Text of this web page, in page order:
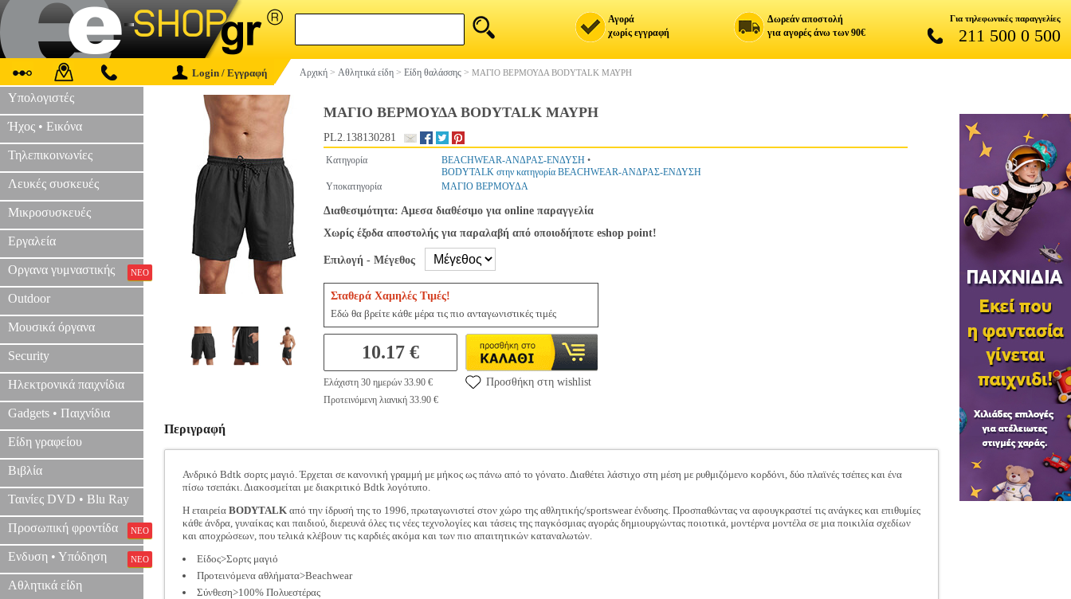
Αγορά
χωρίς εγγραφή
Δωρεάν αποστολή
για αγορές άνω των 90€
Για τηλεφωνικές παραγγελίες
211 500 0 500
Login / Εγγραφή Αρχική > Αθλητικά είδη > Είδη θαλάσσης > ΜΑΓΙΟ ΒΕΡΜΟΥΔΑ BODYTALK ΜΑΥΡΗ
Υπολογιστές
Ήχος • Εικόνα
Τηλεπικοινωνίες
Λευκές συσκευές
Μικροσυσκευές
Εργαλεία
Οργανα γυμναστικής ΝΕΟ
Outdoor
Μουσικά όργανα
Security
Ηλεκτρονικά παιχνίδια
Gadgets • Παιχνίδια
Είδη γραφείου
Βιβλία
Ταινίες DVD • Blu Ray
Προσωπική φροντίδα ΝΕΟ
Ενδυση • Υπόδηση ΝΕΟ
Αθλητικά είδη
ΜΑΓΙΟ ΒΕΡΜΟΥΔΑ BODYTALK ΜΑΥΡΗ
PL2.138130281
Κατηγορία BEACHWEAR-ΑΝΔΡΑΣ-ΕΝΔΥΣΗ •
BODYTALK στην κατηγορία BEACHWEAR-ΑΝΔΡΑΣ-ΕΝΔΥΣΗ
Υποκατηγορία
ΜΑΓΙΟ ΒΕΡΜΟΥΔΑ
Διαθεσιμότητα: Αμεσα διαθέσιμο για online παραγγελία
Χωρίς έξοδα αποστολής για παραλαβή από οποιοδήποτε eshop point!
Επιλογή - Μέγεθος
Σταθερά Χαμηλές Τιμές!
Εδώ θα βρείτε κάθε μέρα τις πιο ανταγωνιστικές τιμές
10.17 €
Ελάχιστη 30 ημερών 33.90 €
Προτεινόμενη λιανική 33.90 €
Προσθήκη στη wishlist
Περιγραφή
Ανδρικό Bdtk σορτς μαγιό. Έρχεται σε κανονική γραμμή με μήκος ως πάνω από το γόνατο. Διαθέτει λάστιχο στη μέση με ρυθμιζόμενο κορδόνι, δύο πλαϊνές τσέπες και ένα
πίσω τσεπάκι. Διακοσμείται με διακριτικό Bdtk λογότυπο.
Η εταιρεία BODYTALK από την ίδρυσή της το 1996, πρωταγωνιστεί στον χώρο της αθλητικής/sportswear ένδυσης. Προσπαθώντας να αφουγκραστεί τις ανάγκες και επιθυμίες
κάθε άνδρα, γυναίκας και παιδιού, διερευνά όλες τις νέες τεχνολογίες και τάσεις της παγκόσμιας αγοράς δημιουργώντας ποιοτικά, μοντέρνα μοντέλα σε μια ποικιλία σχεδίων
και αποχρώσεων, που τελικά κλέβουν τις καρδιές ακόμα και των πιο απαιτητικών καταναλωτών.
Είδος>Σορτς μαγιό
Προτεινόμενα αθλήματα>Beachwear
Σύνθεση>100% Πολυεστέρας